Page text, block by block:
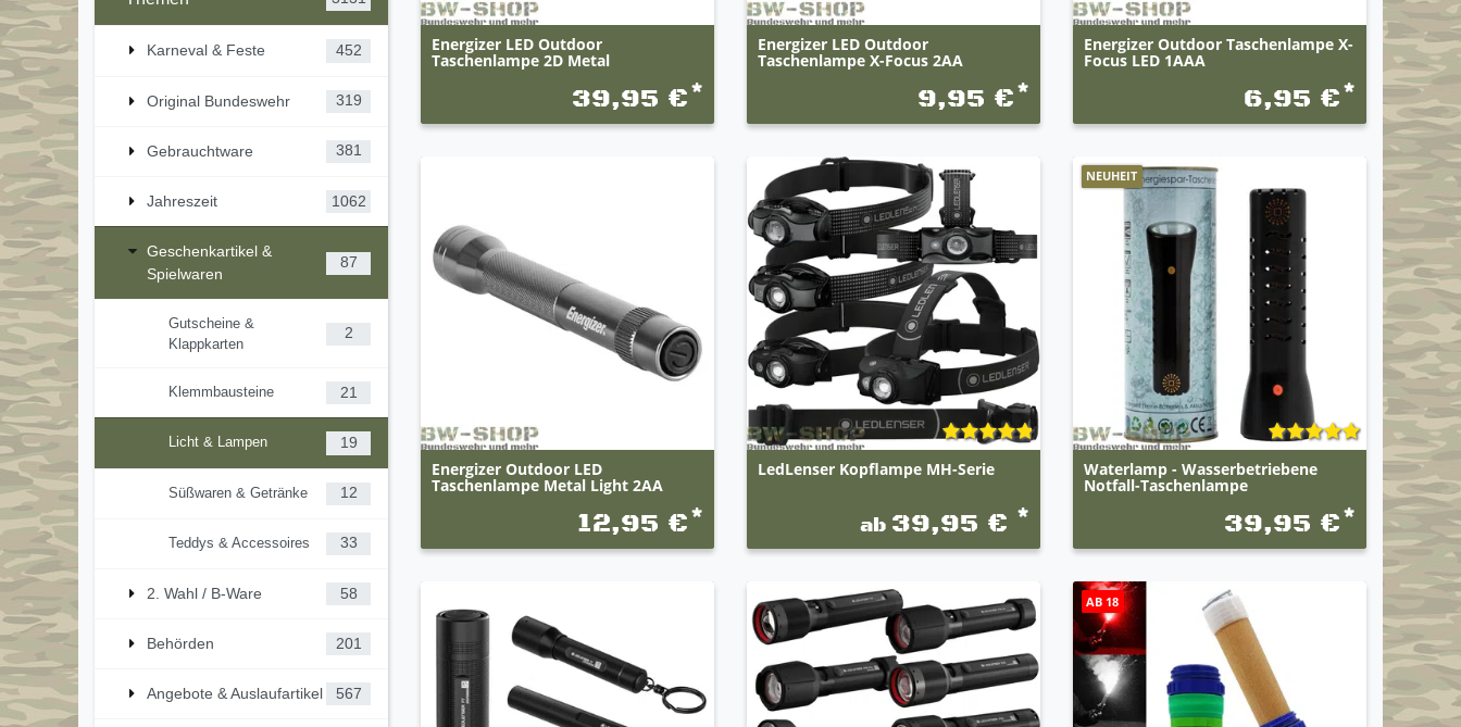
Karneval & Feste 452
Original Bundeswehr 319
Gebrauchtware 381
Jahreszeit 1062
Geschenkartikel &
Spielwaren
87
Gutscheine &
Klappkarten
2
Klemmbausteine 21
Licht & Lampen 19
Süßwaren & Getränke 12
Teddys & Accessoires 33
2. Wahl / B-Ware 58
Behörden 201
Angebote & Auslaufartikel 567
Energizer LED Outdoor
Taschenlampe 2D Metal
39,95 €*
Energizer LED Outdoor
Taschenlampe X-Focus 2AA
9,95 €*
Energizer Outdoor Taschenlampe X-
Focus LED 1AAA
6,95 €*
Energizer Outdoor LED
Taschenlampe Metal Light 2AA
12,95 €*
LedLenser Kopflampe MH-Serie
ab 39,95 € *
NEUHEIT
Waterlamp - Wasserbetriebene
Notfall-Taschenlampe
39,95 €*
AB 18